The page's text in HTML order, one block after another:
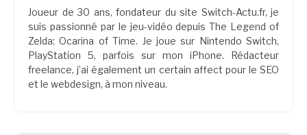
Joueur de 30 ans, fondateur du site Switch-Actu.fr, je
suis passionné par le jeu-vidéo depuis The Legend of
Zelda: Ocarina of Time. Je joue sur Nintendo Switch,
PlayStation 5, parfois sur mon iPhone. Rédacteur
freelance, j’ai également un certain affect pour le SEO
et le webdesign, à mon niveau.